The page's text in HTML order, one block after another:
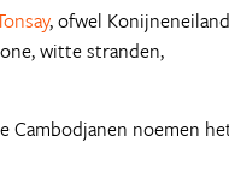
, ofwel
witte stranden,
Cambodjanen noemen